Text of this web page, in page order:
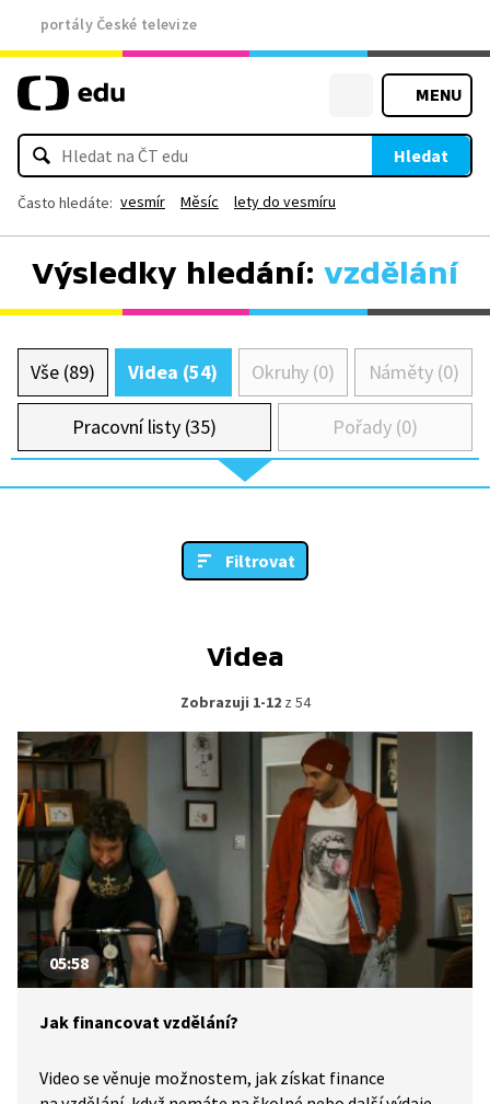
portály České televize
MENU
Hledat
Často hledáte: vesmír Měsíc lety do vesmíru
Výsledky hledání: vzdělání
Vše (89) Videa (54) Okruhy (0) Náměty (0)
Pracovní listy (35) Pořady (0)
Filtrovat
Videa
Zobrazuji 1-12z 54
05:58
Jak financovat vzdělání?
Video se věnuje možnostem, jak získat finance